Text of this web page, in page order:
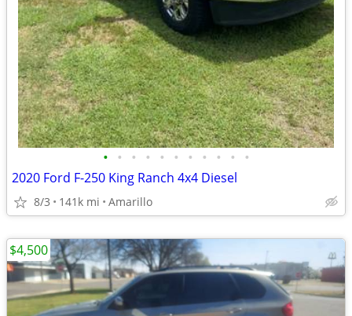
• • • • • • • • • • •
2020 Ford F-250 King Ranch 4x4 Diesel
8/3 141k mi Amarillo
$4,500